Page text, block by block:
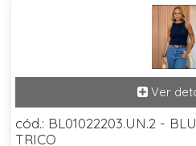
cód.: BL01022203.UN.2 -
TRICO